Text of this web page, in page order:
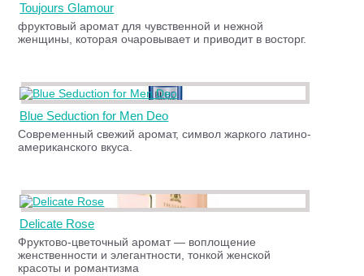
Toujours Glamour
фруктовый аромат для чувственной и нежной
женщины, которая очаровывает и приводит в восторг.
Blue Seduction for Men Deo
Современный свежий аромат, символ жаркого латино-
американского вкуса.
Delicate Rose
Фруктово-цветочный аромат — воплощение
женственности и элегантности, тонкой женской
красоты и романтизма